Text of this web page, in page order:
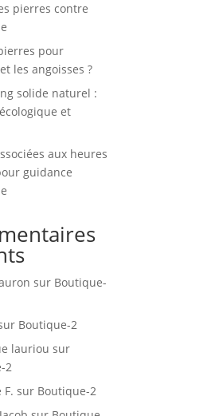
pierres contre
pour
les angoisses ?
solide naturel :
et
aux heures
guidance
sur Boutique-
Boutique-2
lauriou sur
2
F. sur Boutique-2